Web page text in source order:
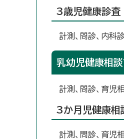
3歳児健康診査
計測、問診、内科
乳幼児健康相
計測、問診、育児
3か月児健康相
計測、問診、育児